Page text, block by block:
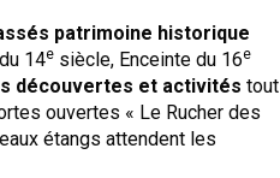
patrimoine historique
14e siècle, Enceinte du 16e
découvertes et activités tout
ouvertes « Le Rucher des
étangs attendent les